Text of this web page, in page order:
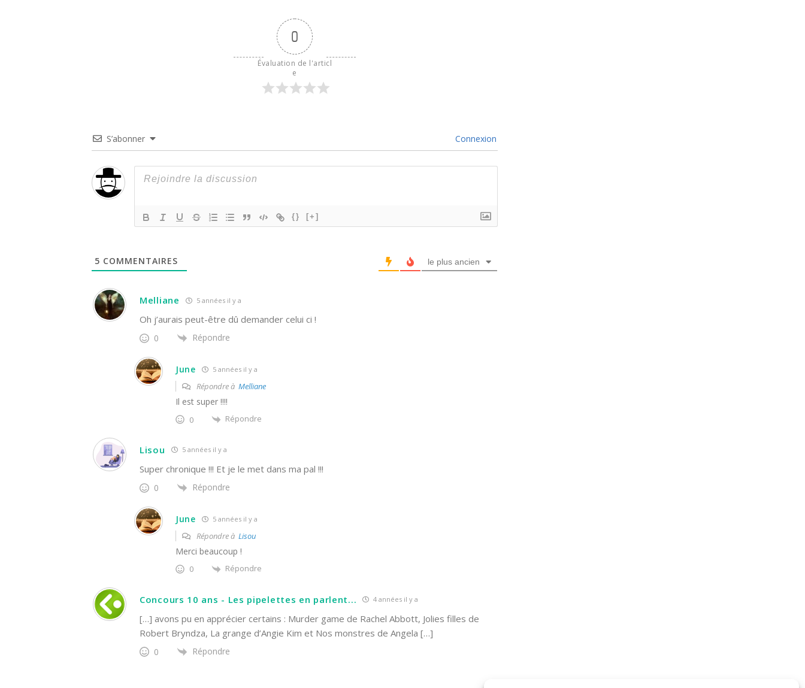
0
Évaluation de l'articl
e
S’abonner Connexion
{} [+]
5 COMMENTAIRES le plus ancien
Melliane 5 années il y a
Oh j’aurais peut-être dû demander celui ci !
0 Répondre
June 5 années il y a
Répondre à Melliane
Il est super !!!!
0 Répondre
Lisou 5 années il y a
Super chronique !!! Et je le met dans ma pal !!!
0 Répondre
June 5 années il y a
Répondre à Lisou
Merci beaucoup !
0 Répondre
Concours 10 ans - Les pipelettes en parlent... 4 années il y a
[…] avons pu en apprécier certains : Murder game de Rachel Abbott, Jolies filles de
Robert Bryndza, La grange d’Angie Kim et Nos monstres de Angela […]
0 Répondre